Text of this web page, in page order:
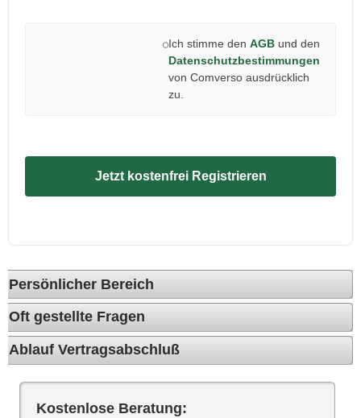
Persönlicher Bereich
Oft gestellte Fragen
Ablauf Vertragsabschluß
Kostenlose Beratung:
Ich stimme den AGBund den
Datenschutzbestimmungen
von Comverso ausdrücklich
zu.
Jetzt kostenfrei Registrieren